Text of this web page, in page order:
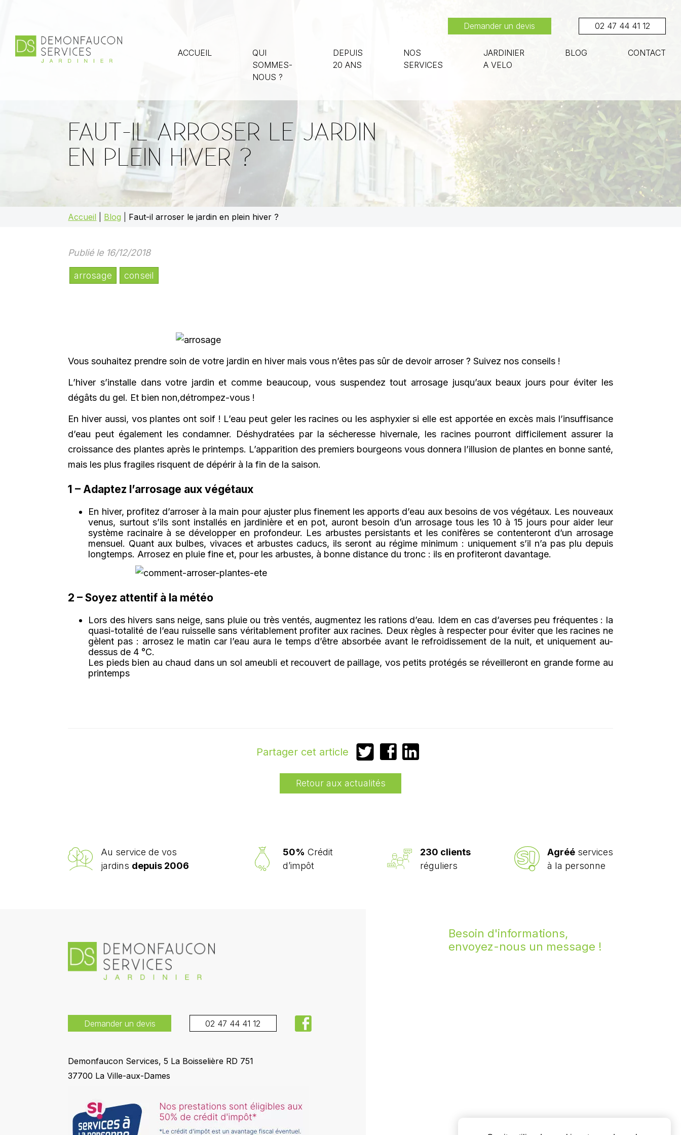
Demander un devis 02 47 44 41 12
ACCUEIL
QUI
SOMMES-
NOUS ?
DEPUIS
20 ANS
NOS
SERVICES
JARDINIER
A VELO
BLOG CONTACT
FAUT-IL ARROSER LE JARDIN
EN PLEIN HIVER ?
Accueil Blog Faut-il arroser le jardin en plein hiver ?
Publié le 16/12/2018
arrosage conseil
Vous souhaitez prendre soin de votre jardin en hiver mais vous n’êtes pas sûr de devoir arroser ? Suivez nos conseils !
L’hiver s’installe dans votre jardin et comme beaucoup, vous suspendez tout arrosage jusqu’aux beaux jours pour éviter les
dégâts du gel. Et bien non,détrompez-vous !
En hiver aussi, vos plantes ont soif ! L’eau peut geler les racines ou les asphyxier si elle est apportée en excès mais l’insuffisance
d’eau peut également les condamner. Déshydratées par la sécheresse hivernale, les racines pourront difficilement assurer la
croissance des plantes après le printemps. L’apparition des premiers bourgeons vous donnera l’illusion de plantes en bonne santé,
mais les plus fragiles risquent de dépérir à la fin de la saison.
1 – Adaptez l’arrosage aux végétaux
En hiver, profitez d’arroser à la main pour ajuster plus finement les apports d’eau aux besoins de vos végétaux. Les nouveaux
venus, surtout s’ils sont installés en jardinière et en pot, auront besoin d’un arrosage tous les 10 à 15 jours pour aider leur
système racinaire à se développer en profondeur. Les arbustes persistants et les conifères se contenteront d’un arrosage
mensuel. Quant aux bulbes, vivaces et arbustes caducs, ils seront au régime minimum : uniquement s’il n’a pas plu depuis
longtemps. Arrosez en pluie fine et, pour les arbustes, à bonne distance du tronc : ils en profiteront davantage.
2 – Soyez attentif à la météo
Lors des hivers sans neige, sans pluie ou très ventés, augmentez les rations d’eau. Idem en cas d’averses peu fréquentes : la
quasi-totalité de l’eau ruisselle sans véritablement profiter aux racines. Deux règles à respecter pour éviter que les racines ne
gèlent pas : arrosez le matin car l’eau aura le temps d’être absorbée avant le refroidissement de la nuit, et uniquement au-
dessus de 4 °C.
Les pieds bien au chaud dans un sol ameubli et recouvert de paillage, vos petits protégés se réveilleront en grande forme au
printemps
Partager cet article
Partager
sur
Twitter
Partager
sur
Facebook
Partager
sur
Retour aux actualités
Au service de vos
jardins depuis 2006
50% Crédit
d’impôt
230 clients
réguliers
Agrééservices
à la personne
Demander un devis 02 47 44 41 12 facebook
Demonfaucon Services, 5 La Boisselière RD 751
37700 La Ville-aux-Dames
Besoin d'informations,
envoyez-nous un message !